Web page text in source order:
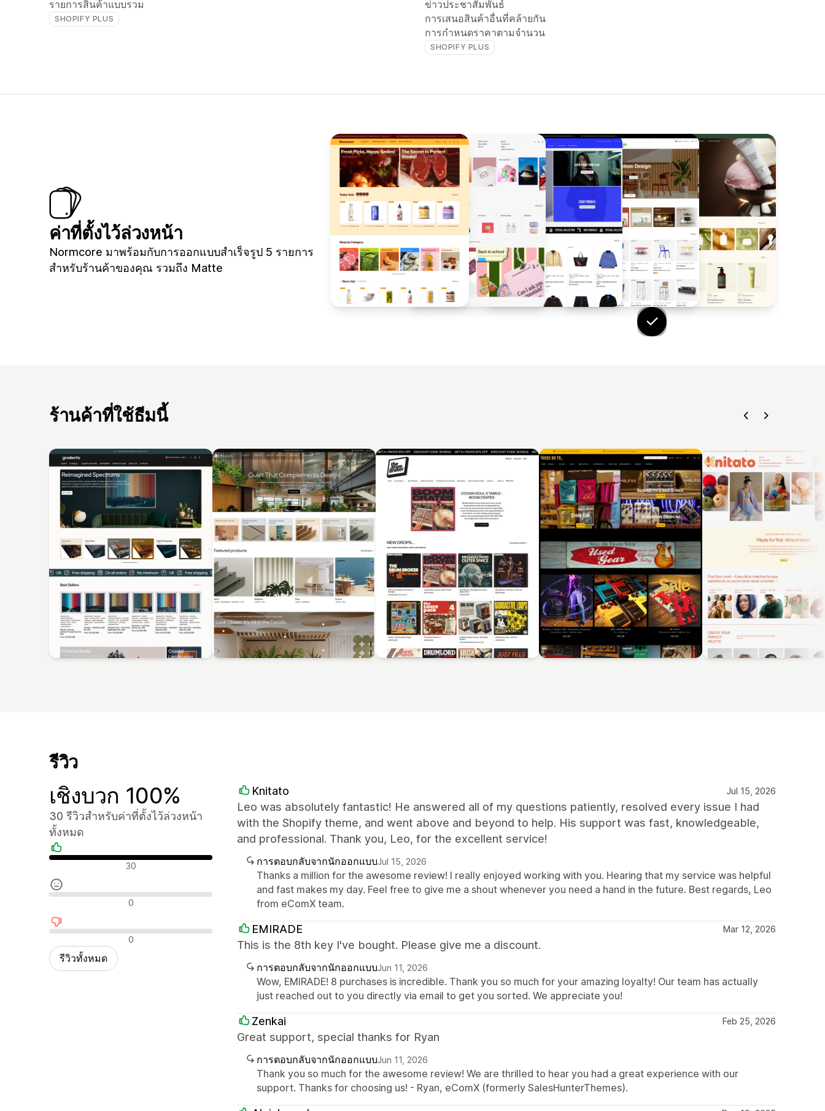
รายการสินค้าแบบรวม
SHOPIFY PLUS
ข่าวประชาสัมพันธ์
การเสนอสินค้าอื่นที่คล้ายกัน
การกำหนดราคาตามจำนวน
SHOPIFY PLUS
ค่าที่ตั้งไว้ล่วงหน้า
Normcore มาพร้อมกับการออกแบบสำเร็จรูป 5 รายการ
สำหรับร้านค้าของคุณ รวมถึง Matte
ร้านค้าที่ใช้ธีมนี้
รีวิว
เชิงบวก 100%
30 รีวิวสำหรับค่าที่ตั้งไว้ล่วงหน้า
ทั้งหมด
รีวิวเชิงบวก 30
รีวิวที่เป็นกลาง 0
รีวิวเชิงลบ 0
รีวิวทั้งหมด
Knitato Jul 15, 2026
Leo was absolutely fantastic! He answered all of my questions patiently, resolved every issue I had
with the Shopify theme, and went above and beyond to help. His support was fast, knowledgeable,
and professional. Thank you, Leo, for the excellent service!
การตอบกลับจากนักออกแบบJul 15, 2026
Thanks a million for the awesome review! I really enjoyed working with you. Hearing that my service was helpful
and fast makes my day. Feel free to give me a shout whenever you need a hand in the future. Best regards, Leo
from eComX team.
EMIRADE Mar 12, 2026
This is the 8th key I've bought. Please give me a discount.
การตอบกลับจากนักออกแบบJun 11, 2026
Wow, EMIRADE! 8 purchases is incredible. Thank you so much for your amazing loyalty! Our team has actually
just reached out to you directly via email to get you sorted. We appreciate you!
Zenkai Feb 25, 2026
Great support, special thanks for Ryan
การตอบกลับจากนักออกแบบJun 11, 2026
Thank you so much for the awesome review! We are thrilled to hear you had a great experience with our
support. Thanks for choosing us! - Ryan, eComX (formerly SalesHunterThemes).